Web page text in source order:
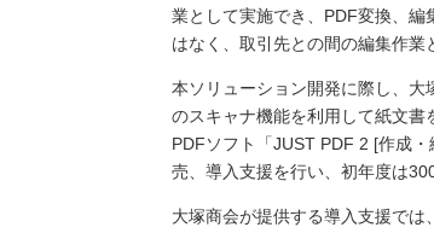
業として実施でき、PDF変換、
はなく、取引先との間の編集作業
本ソリューション開発に際し、大
のスキャナ機能を利用して紙文
PDFソフト「JUST PDF 2 [作成
売、導入支援を行い、初年度は
大塚商会が提供する導入支援で